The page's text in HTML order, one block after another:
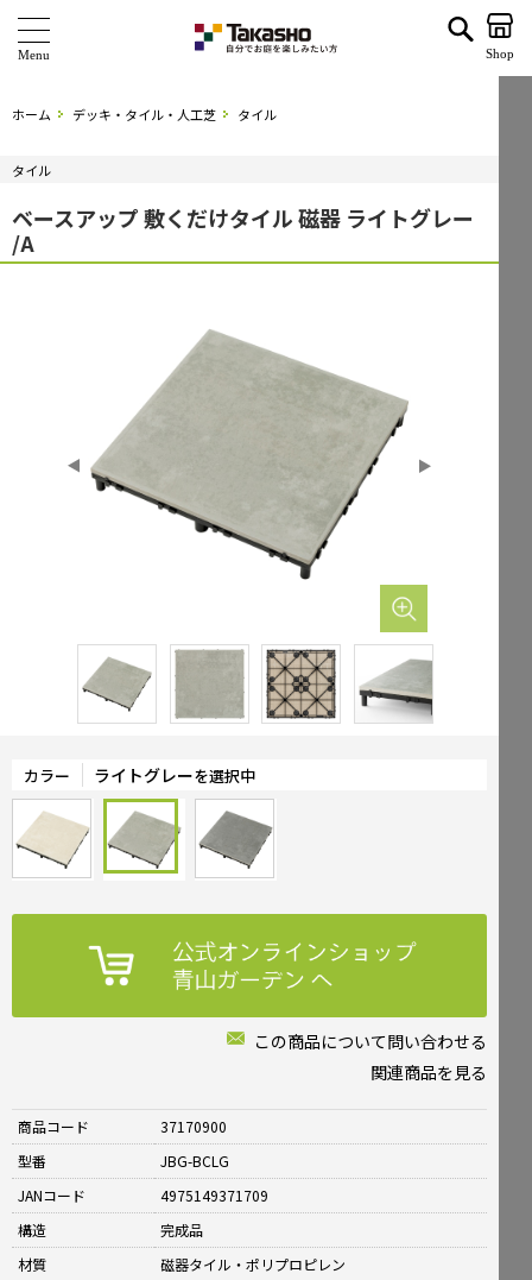
海外ブランド・シリーズ
特 集
関連サイト
サポート
よくお寄せいただくご質問
Tel. 0120-51-4128
受付時間 / 9:00-17:00（土日祝休み）
Shop
ホーム デッキ・タイル・人工芝 タイル
タイル
ベースアップ 敷くだけタイル 磁器 ライトグレー
/A
カラー ライトグレーを選択中
この商品について問い合わせる
関連商品を見る
商品コード
37170900
型番
JBG-BCLG
JANコード
4975149371709
構造
完成品
材質
磁器タイル・ポリプロピレン